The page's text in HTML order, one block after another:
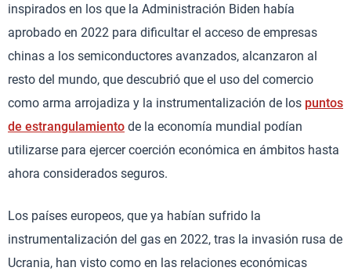
inspirados en los que la Administración Biden había
aprobado en 2022 para dificultar el acceso de empresas
chinas a los semiconductores avanzados, alcanzaron al
resto del mundo, que descubrió que el uso del comercio
como arma arrojadiza y la instrumentalización de los puntos
de estrangulamiento de la economía mundial podían
utilizarse para ejercer coerción económica en ámbitos hasta
ahora considerados seguros.
Los países europeos, que ya habían sufrido la
instrumentalización del gas en 2022, tras la invasión rusa de
Ucrania, han visto como en las relaciones económicas